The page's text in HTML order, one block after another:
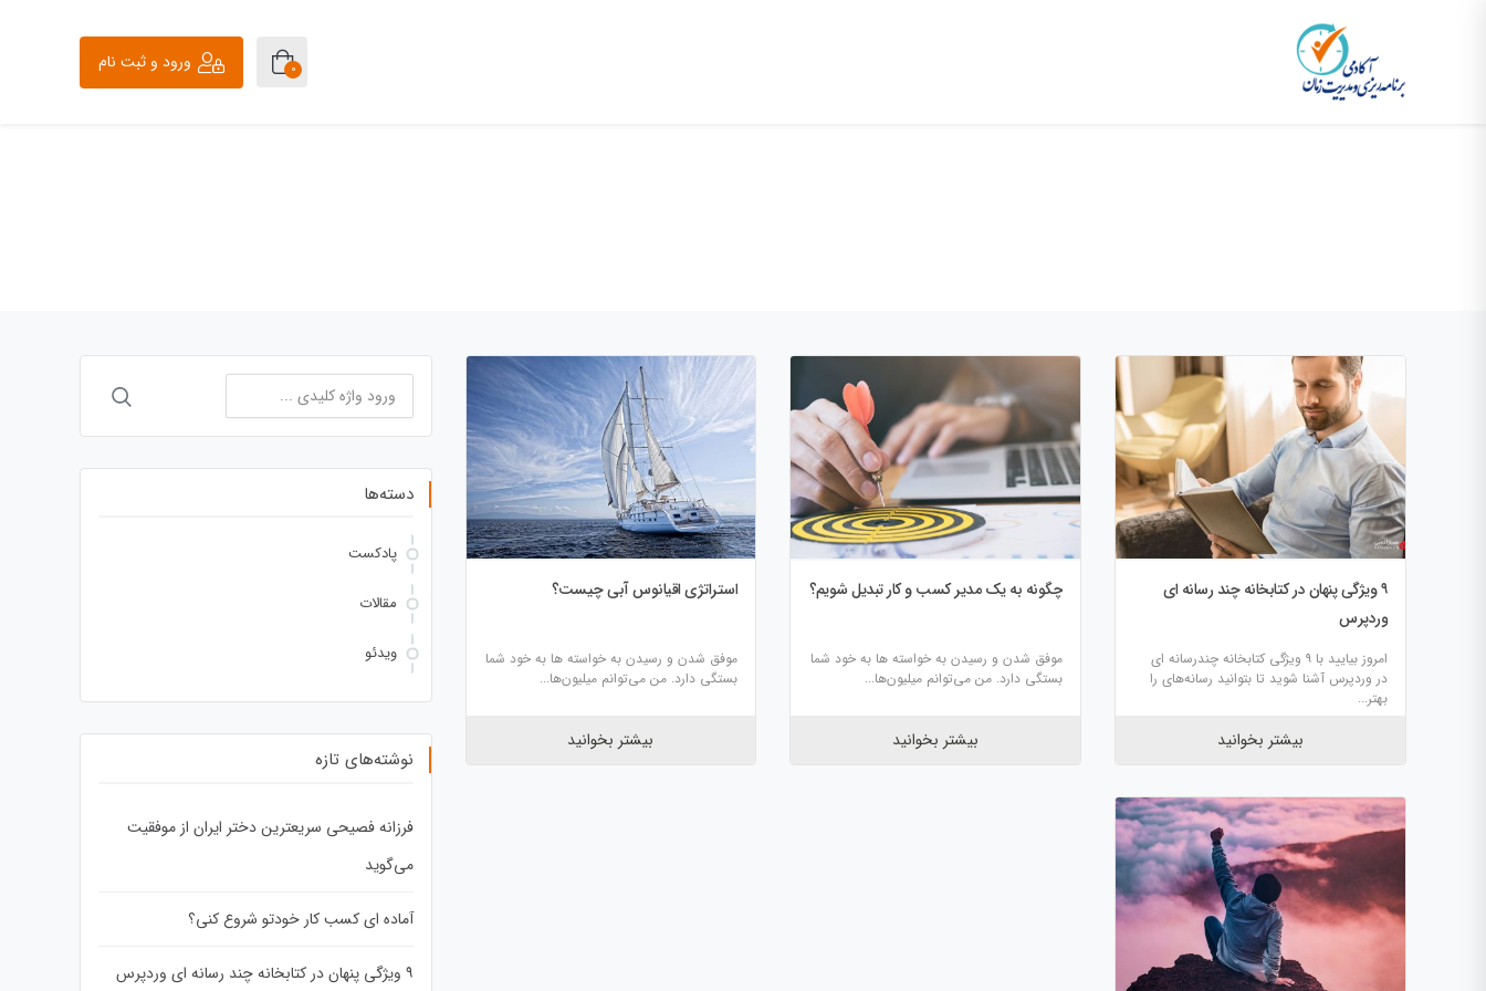
0 ورود و ثبت نام
۹ ویژگی پنهان در کتابخانه چند رسانه ای
وردپرس
امروز بیایید با ۹ ویژگی کتابخانه چندرسانه ای
در وردپرس آشنا شوید تا بتوانید رسانه‌های را
بهتر...
بیشتر بخوانید
چگونه به یک مدیر کسب و کار تبدیل شویم؟
موفق شدن و رسیدن به خواسته‌ ها به خود شما
بستگی دارد. من می­‌توانم میلیون­‌ها...
بیشتر بخوانید
استراتژی اقیانوس آبی چیست؟
موفق شدن و رسیدن به خواسته‌ ها به خود شما
بستگی دارد. من می­‌توانم میلیون­‌ها...
بیشتر بخوانید
جستجو
دسته‌ها
پادکست
مقالات
ویدئو
نوشته‌های تازه
فرزانه فصیحی سریعترین دختر ایران از موفقیت
می‌گوید
آماده ای کسب کار خودتو شروع کنی؟
۹ ویژگی پنهان در کتابخانه چند رسانه ای وردپرس